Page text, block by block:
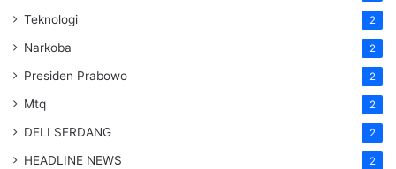
Teknologi 2
Narkoba 2
Presiden Prabowo 2
Mtq 2
DELI SERDANG 2
HEADLINE NEWS 2